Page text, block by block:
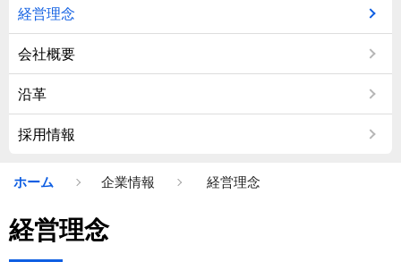
経営理念
会社概要
沿革
採用情報
ホーム 企業情報 経営理念
経営理念